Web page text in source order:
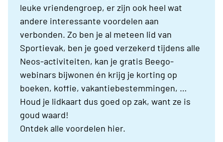
leuke vriendengroep, er zijn ook heel wat
andere interessante voordelen aan
verbonden. Zo ben je al meteen lid van
Sportievak, ben je goed verzekerd tijdens alle
Neos-activiteiten, kan je gratis Beego-
webinars bijwonen én krijg je korting op
boeken, koffie, vakantiebestemmingen, …
Houd je lidkaart dus goed op zak, want ze is
goud waard!
Ontdek alle voordelen hier.